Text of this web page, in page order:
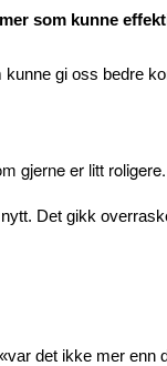
som kunne
gi oss bedre
gjerne er litt roligere.
Det gikk
det ikke mer enn